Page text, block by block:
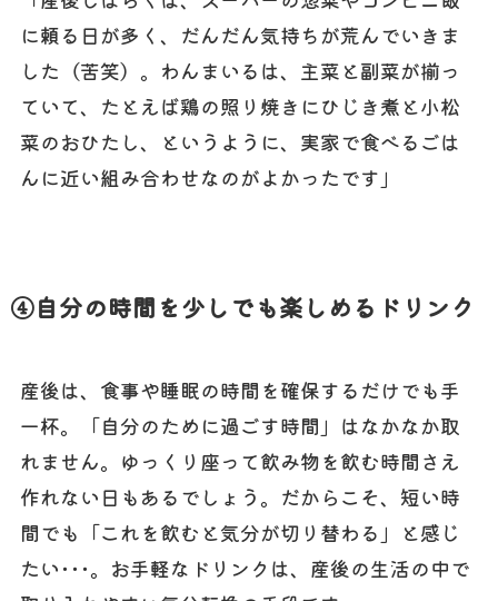
に頼る日が多く、だんだん気持ちが荒んでいきま
した（苦笑）。わんまいるは、主菜と副菜が揃っ
ていて、たとえば鶏の照り焼きにひじき煮と小松
菜のおひたし、というように、実家で食べるごは
んに近い組み合わせなのがよかったです」
④自分の時間を少しでも楽しめるドリンク
産後は、食事や睡眠の時間を確保するだけでも手
一杯。「自分のために過ごす時間」はなかなか取
れません。ゆっくり座って飲み物を飲む時間さえ
作れない日もあるでしょう。だからこそ、短い時
間でも「これを飲むと気分が切り替わる」と感じ
たい･･･。お手軽なドリンクは、産後の生活の中で